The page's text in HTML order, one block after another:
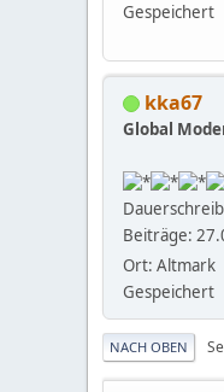
Gespeichert
kka67
Global
Beiträge:
Ort: Altmark
Gespeichert
NACH OBEN